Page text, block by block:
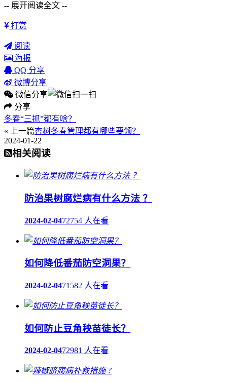
-- 展开阅读全文 --
打赏
阅读
海报
QQ 分享
微博分享
微信分享
分享
冬春“三抓”都有啥？
« 上一篇杏树冬春管理都有哪些要领？
2024-01-22
相关阅读
防治果树腐烂病有什么方法 ？
2024-02-0472754 人在看
如何降低番茄防空洞果？
2024-02-0471582 人在看
如何防止豆角秧苗徒长？
2024-02-0472981 人在看